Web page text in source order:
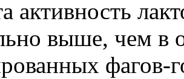
активность
выше, чем в
фагов-